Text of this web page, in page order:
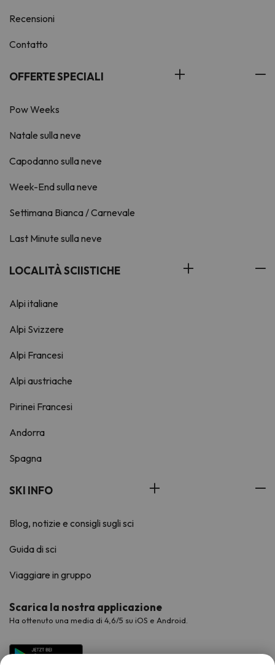
Recensioni
Contatto
OFFERTE SPECIALI
Pow Weeks
Natale sulla neve
Capodanno sulla neve
Week-End sulla neve
Settimana Bianca / Carnevale
Last Minute sulla neve
LOCALITÀ SCIISTICHE
Alpi italiane
Alpi Svizzere
Alpi Francesi
Alpi austriache
Pirinei Francesi
Andorra
Spagna
SKI INFO
Blog, notizie e consigli sugli sci
Guida di sci
Viaggiare in gruppo
Scarica la nostra applicazione
Ha ottenuto una media di 4,6/5 su iOS e Android.